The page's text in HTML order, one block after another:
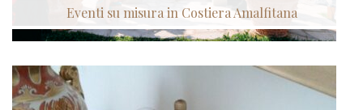
Eventi su misura in Costiera Amalfitana